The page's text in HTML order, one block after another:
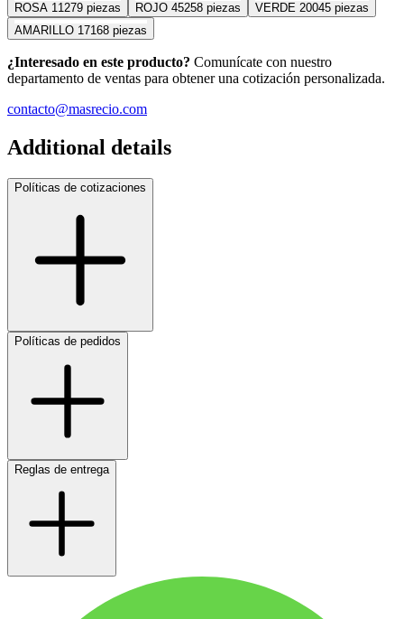
ROSA 11279 piezas ROJO 45258 piezas VERDE 20045 piezas
AMARILLO 17168 piezas
¿Interesado en este producto? Comunícate con nuestro
departamento de ventas para obtener una cotización personalizada.
contacto@masrecio.com
Additional details
Políticas de cotizaciones
Políticas de pedidos
Reglas de entrega